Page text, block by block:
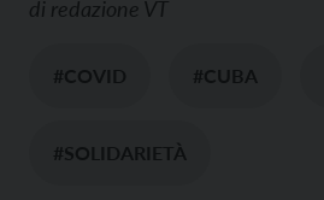
di redazione VT
#COVID #CUBA
#SOLIDARIETÀ